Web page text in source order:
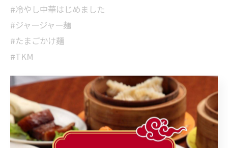
#冷やし中華はじめました
#ジャージャー麺
#たまごかけ麺
#TKM
< 前のページ 一覧に戻る 次のページ >